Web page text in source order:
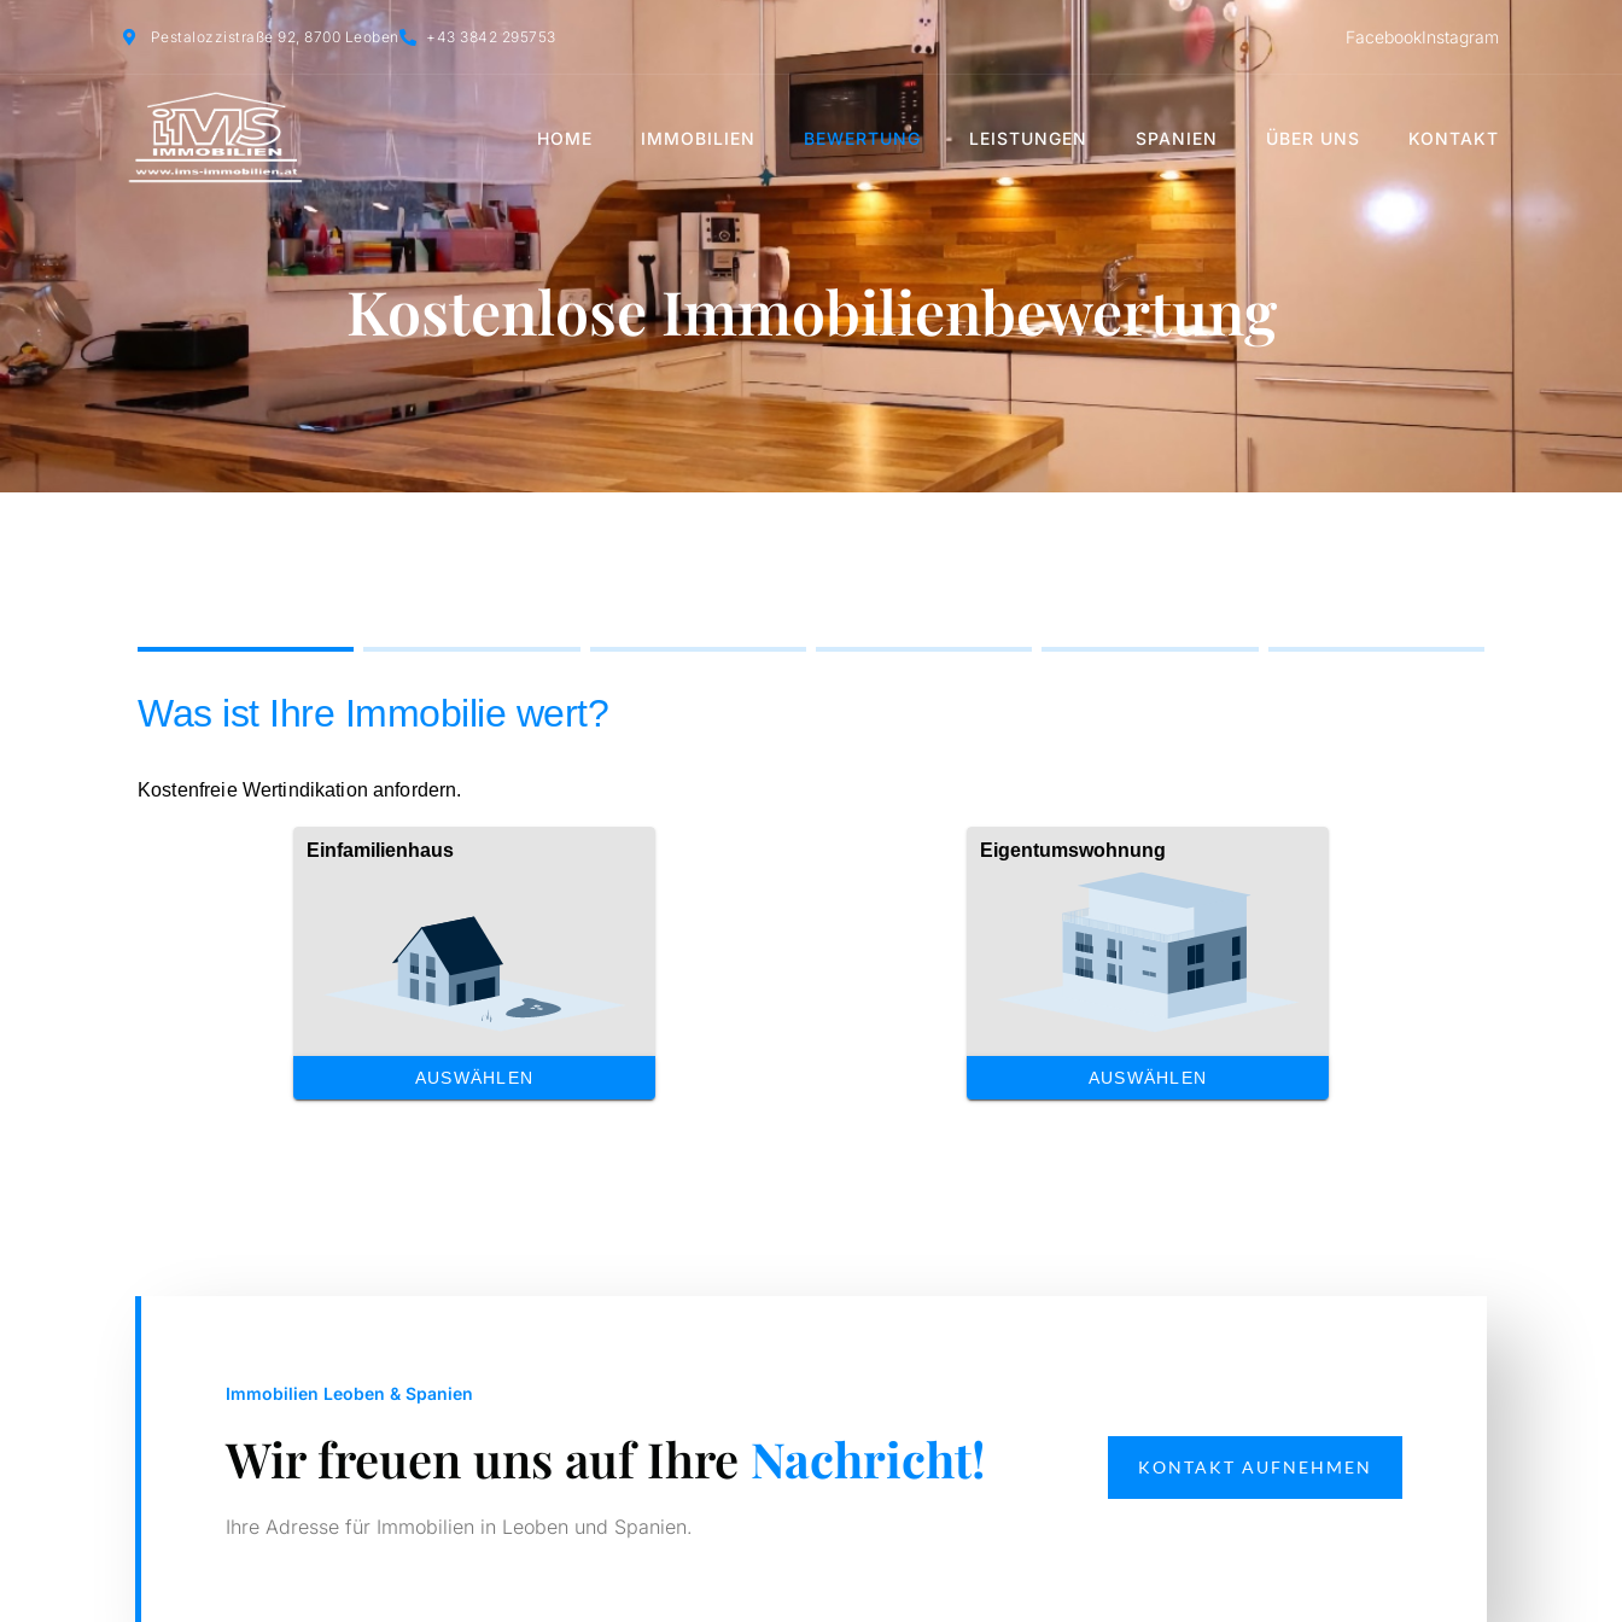
Pestalozzistraße 92, 8700 Leoben +43 3842 295753 FacebookInstagram
HOME IMMOBILIEN BEWERTUNG LEISTUNGEN SPANIEN ÜBER UNS KONTAKT
Kostenlose Immobilienbewertung
Immobilien Leoben & Spanien
Wir freuen uns auf Ihre Nachricht!
Ihre Adresse für Immobilien in Leoben und Spanien.
KONTAKT AUFNEHMEN